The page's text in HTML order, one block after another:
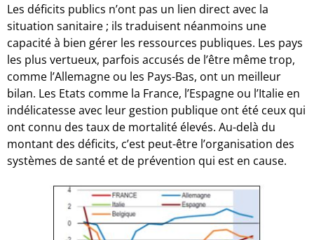
Les déficits publics n’ont pas un lien direct avec la
situation sanitaire ; ils traduisent néanmoins une
capacité à bien gérer les ressources publiques. Les pays
les plus vertueux, parfois accusés de l’être même trop,
comme l’Allemagne ou les Pays-Bas, ont un meilleur
bilan. Les Etats comme la France, l’Espagne ou l’Italie en
indélicatesse avec leur gestion publique ont été ceux qui
ont connu des taux de mortalité élevés. Au-delà du
montant des déficits, c’est peut-être l’organisation des
systèmes de santé et de prévention qui est en cause.